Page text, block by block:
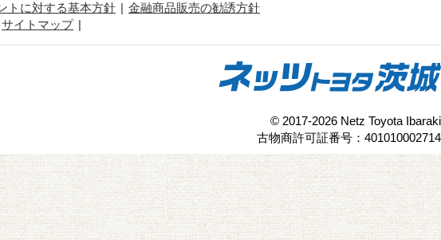
トに対する基本方針
金融商品販売の勧誘方針
サイトマップ
© 2017-2026 Netz Toyota Ibaraki
古物商許可証番号：401010002714